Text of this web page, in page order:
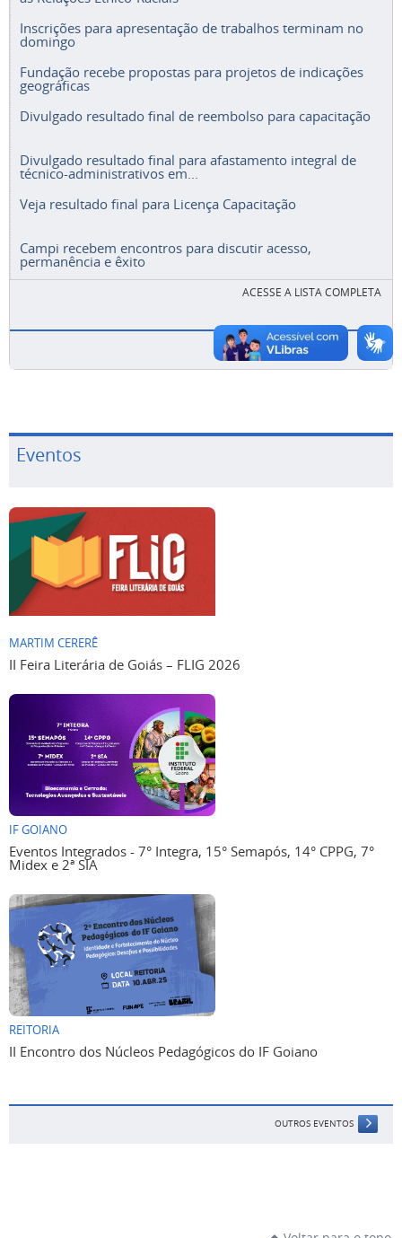
Inscrições para apresentação de trabalhos terminam no
domingo
Fundação recebe propostas para projetos de indicações
geográficas
Divulgado resultado final de reembolso para capacitação
Divulgado resultado final para afastamento integral de
técnico-administrativos em...
Veja resultado final para Licença Capacitação
Campi recebem encontros para discutir acesso,
permanência e êxito
ACESSE A LISTA COMPLETA
Eventos
MARTIM CERERÊ
II Feira Literária de Goiás – FLIG 2026
IF GOIANO
Eventos Integrados - 7° Integra, 15° Semapós, 14° CPPG, 7°
Midex e 2ª SIA
REITORIA
II Encontro dos Núcleos Pedagógicos do IF Goiano
OUTROS EVENTOS